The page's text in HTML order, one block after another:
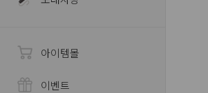
아이템몰
이벤트